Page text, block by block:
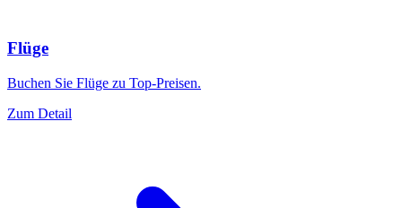
Flüge
Buchen Sie Flüge zu Top-Preisen.
Zum Detail